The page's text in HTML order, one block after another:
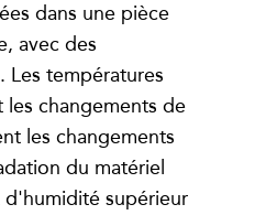
dans une pièce
avec des
Les températures
changements de
les changements
du matériel
supérieur